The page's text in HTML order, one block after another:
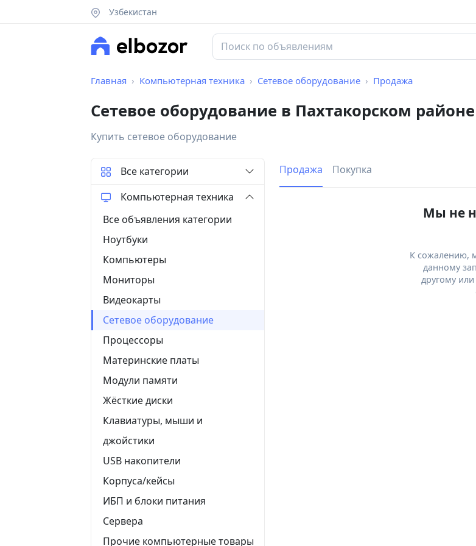
Узбекистан
Главная Компьютерная техника Сетевое оборудование Продажа
Сетевое оборудование в Пахтакорском районе
Купить сетевое оборудование
Продажа Покупка
Мы не
К сожалению,
данному
другому
Все категории
Компьютерная техника
Все объявления категории
Ноутбуки
Компьютеры
Мониторы
Видеокарты
Сетевое оборудование
Процессоры
Материнские платы
Модули памяти
Жёсткие диски
Клавиатуры, мыши и
джойстики
USB накопители
Корпуса/кейсы
ИБП и блоки питания
Сервера
Прочие компьютерные товары